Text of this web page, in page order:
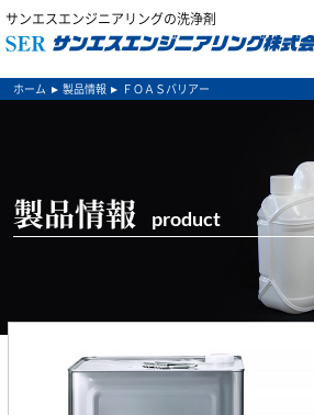
サンエスエンジニアリングの洗浄剤
ホーム 製品情報 ＦＯＡＳバリアー
製品情報 product